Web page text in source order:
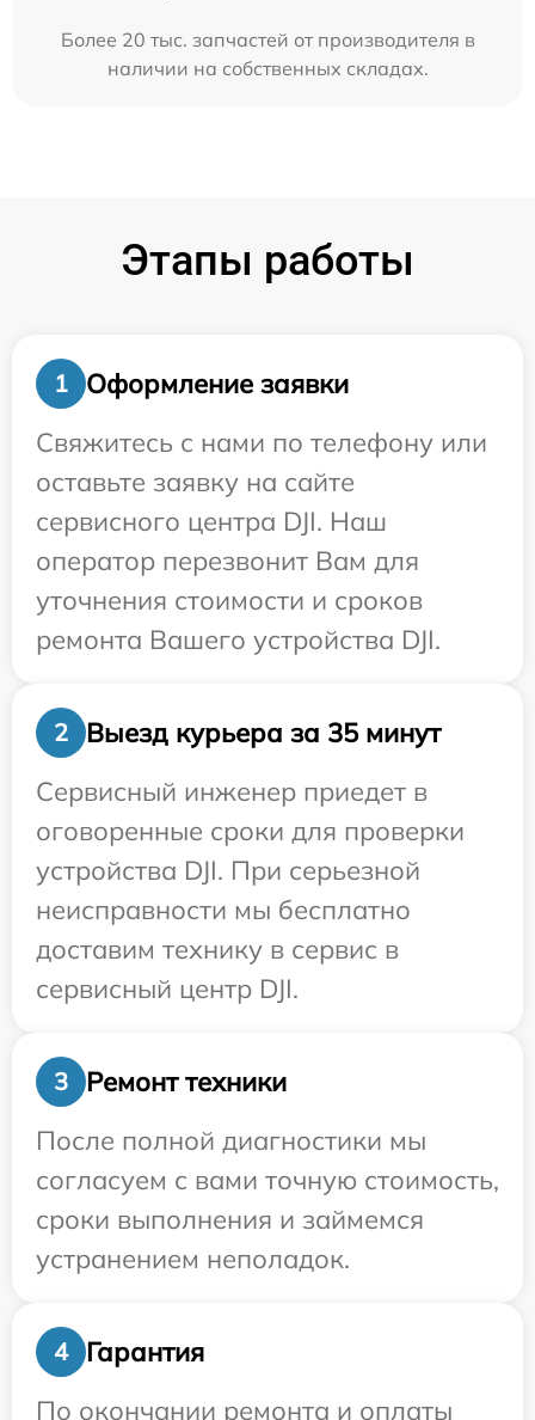
Более 20 тыс. запчастей от производителя в
наличии на собственных складах.
Этапы работы
1
Оформление заявки
Свяжитесь с нами по телефону или
оставьте заявку на сайте
сервисного центра DJI. Наш
оператор перезвонит Вам для
уточнения стоимости и сроков
ремонта Вашего устройства DJI.
2
Выезд курьера за 35 минут
Сервисный инженер приедет в
оговоренные сроки для проверки
устройства DJI. При серьезной
неисправности мы бесплатно
доставим технику в сервис в
сервисный центр DJI.
3
Ремонт техники
После полной диагностики мы
согласуем с вами точную стоимость,
сроки выполнения и займемся
устранением неполадок.
4
Гарантия
По окончании ремонта и оплаты